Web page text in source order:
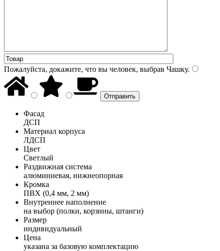
Пожалуйста, докажите, что вы человек, выбрав Чашку.
Фасад
ДСП
Материал корпуса
ЛДСП
Цвет
Светлый
Раздвижная система
алюминиевая, нижнеопорная
Кромка
ПВХ (0,4 мм, 2 мм)
Внутреннее наполнение
на выбор (полки, корзины, штанги)
Размер
индивидуальный
Цена
указана за базовую комплектацию